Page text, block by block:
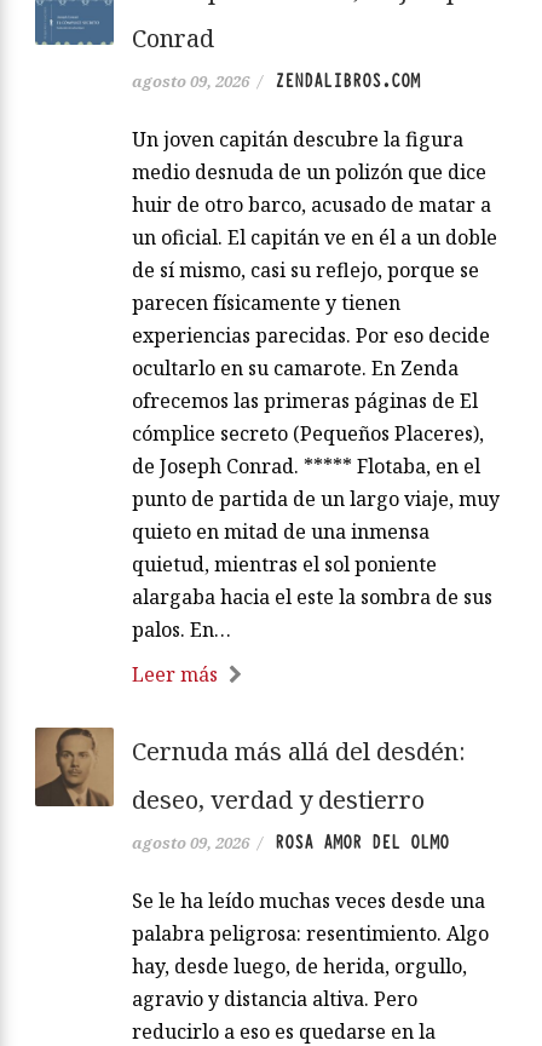
Conrad
agosto 09, 2026 / ZENDALIBROS.COM
Un joven capitán descubre la figura
medio desnuda de un polizón que dice
huir de otro barco, acusado de matar a
un oficial. El capitán ve en él a un doble
de sí mismo, casi su reflejo, porque se
parecen físicamente y tienen
experiencias parecidas. Por eso decide
ocultarlo en su camarote. En Zenda
ofrecemos las primeras páginas de El
cómplice secreto (Pequeños Placeres),
de Joseph Conrad. ***** Flotaba, en el
punto de partida de un largo viaje, muy
quieto en mitad de una inmensa
quietud, mientras el sol poniente
alargaba hacia el este la sombra de sus
palos. En…
Leer más
Cernuda más allá del desdén:
deseo, verdad y destierro
agosto 09, 2026 / ROSA AMOR DEL OLMO
Se le ha leído muchas veces desde una
palabra peligrosa: resentimiento. Algo
hay, desde luego, de herida, orgullo,
agravio y distancia altiva. Pero
reducirlo a eso es quedarse en la